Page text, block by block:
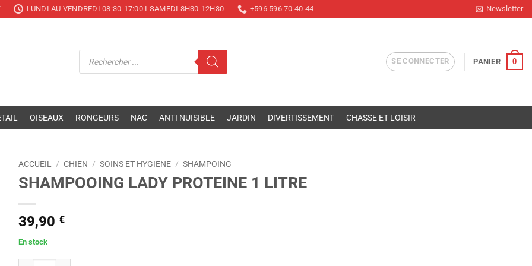
LUNDI AU VENDREDI 08:30-17:00 I SAMEDI 8H30-12H30 +596 596 70 40 44 Newsletter
Recherche
SE CONNECTER PANIER 0
OISEAUX RONGEURS NAC ANTI NUISIBLE JARDIN DIVERTISSEMENT CHASSE ET LOISIR
ACCUEIL / CHIEN / SOINS ET HYGIENE / SHAMPOING
SHAMPOOING LADY PROTEINE 1 LITRE
39,90 €
En stock